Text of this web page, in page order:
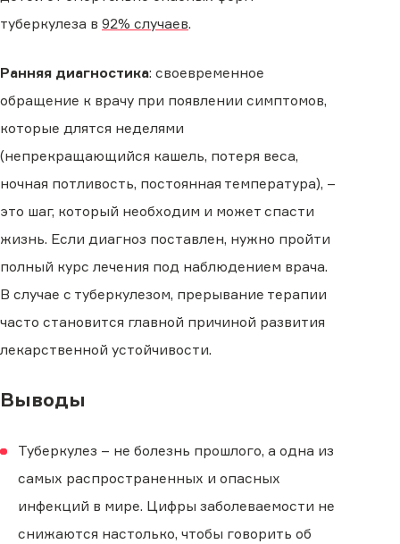
туберкулеза в 92% случаев.
Ранняя диагностика: своевременное
обращение к врачу при появлении симптомов,
которые длятся неделями
(непрекращающийся кашель, потеря веса,
ночная потливость, постоянная температура), –
это шаг, который необходим и может спасти
жизнь. Если диагноз поставлен, нужно пройти
полный курс лечения под наблюдением врача.
В случае с туберкулезом, прерывание терапии
часто становится главной причиной развития
лекарственной устойчивости.
Выводы
Туберкулез – не болезнь прошлого, а одна из
самых распространенных и опасных
инфекций в мире. Цифры заболеваемости не
снижаются настолько, чтобы говорить об